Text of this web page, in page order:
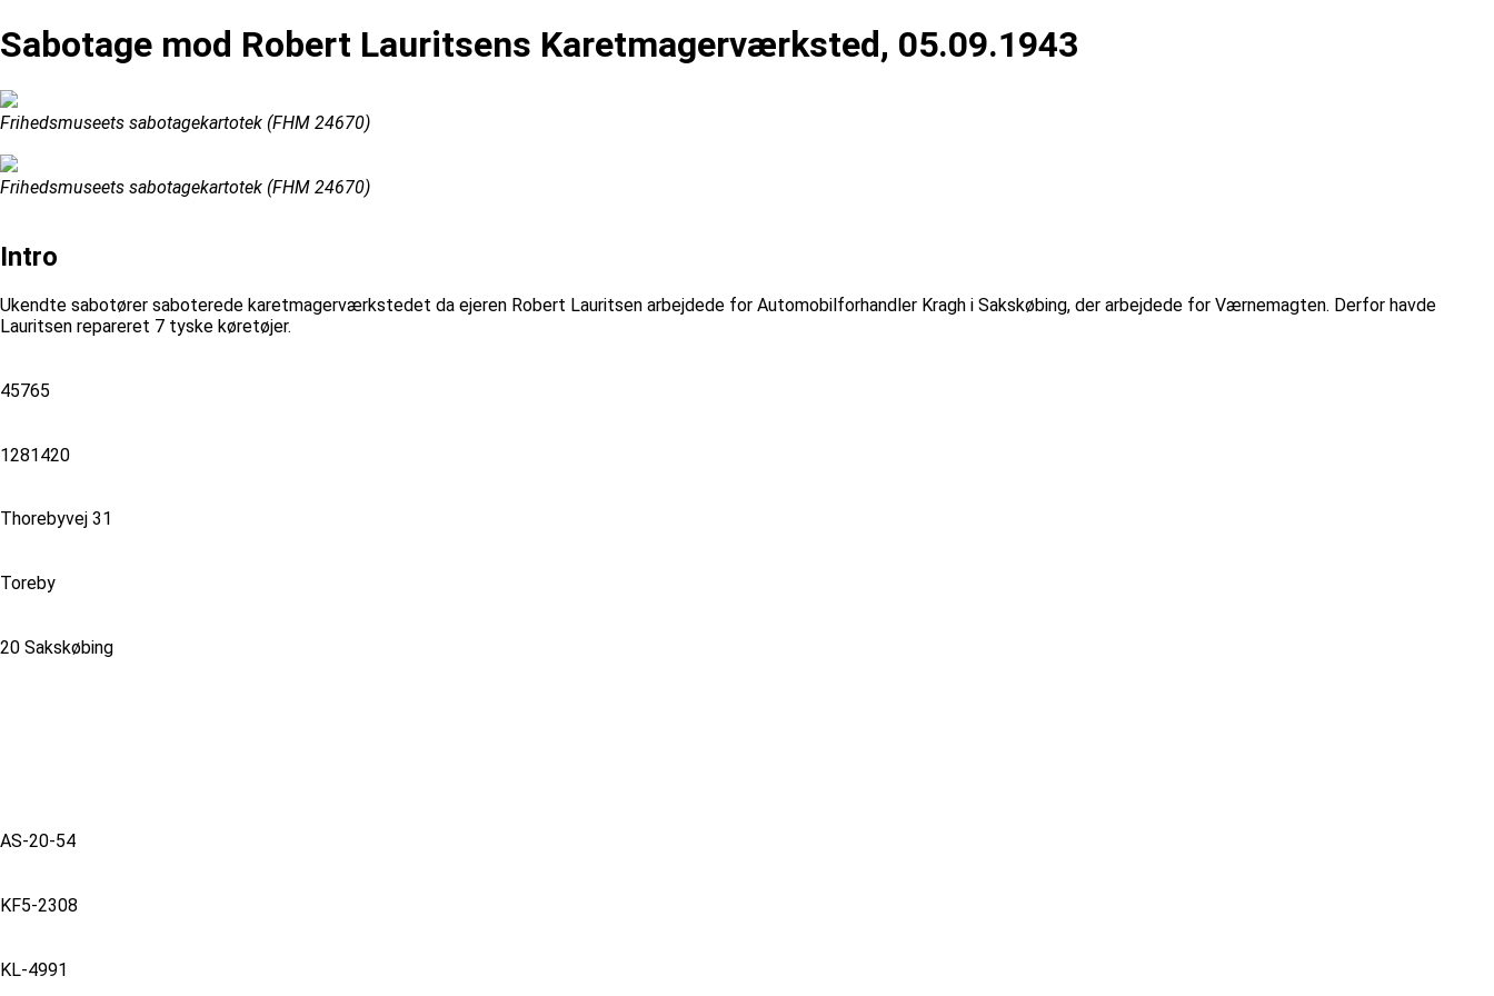
Sabotage mod Robert Lauritsens Karetmagerværksted, 05.09.1943
Frihedsmuseets sabotagekartotek (FHM 24670)
Frihedsmuseets sabotagekartotek (FHM 24670)
Intro
Ukendte sabotører saboterede karetmagerværkstedet da ejeren Robert Lauritsen arbejdede for Automobilforhandler Kragh i Sakskøbing, der arbejdede for Værnemagten. Derfor havde
Lauritsen repareret 7 tyske køretøjer.
45765
1281420
Thorebyvej 31
Toreby
20 Sakskøbing
AS-20-54
KF5-2308
KL-4991